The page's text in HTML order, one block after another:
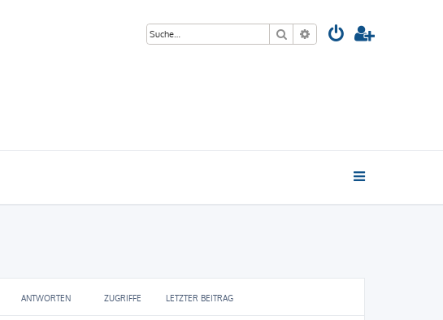
Suche Erweiterte Suche
ANTWORTEN ZUGRIFFE LETZTER BEITRAG